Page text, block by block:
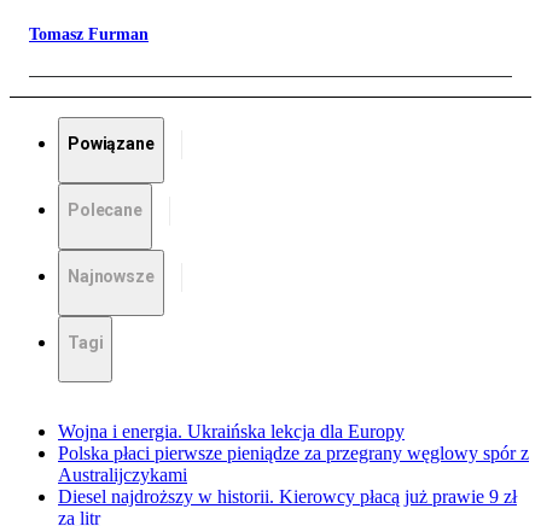
Tomasz Furman
Powiązane
Polecane
Najnowsze
Tagi
Wojna i energia. Ukraińska lekcja dla Europy
Polska płaci pierwsze pieniądze za przegrany węglowy spór z
Australijczykami
Diesel najdroższy w historii. Kierowcy płacą już prawie 9 zł
za litr